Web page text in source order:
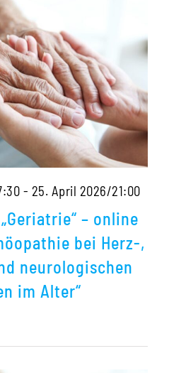
– online
bei Herz-,
neurologischen
im Alter“
- 25. April 2026/21:00